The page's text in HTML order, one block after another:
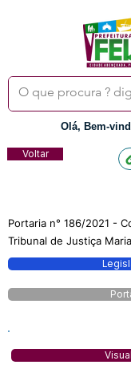
Olá, Bem-
Voltar
Portaria n° 186/2021 -
Tribunal de Justiça